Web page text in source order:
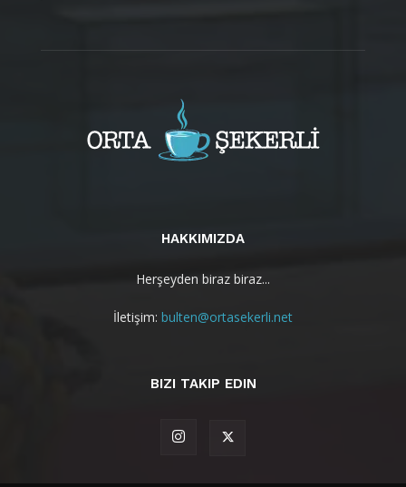
HAKKIMIZDA
Herşeyden biraz biraz...
İletişim: bulten@ortasekerli.net
BIZI TAKIP EDIN